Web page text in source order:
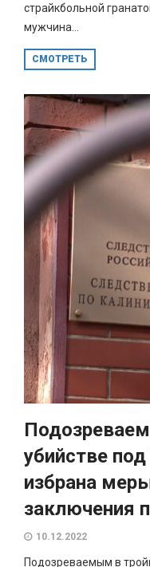
страйкбольной
мужчина...
СМОТРЕТЬ
убийстве
избрана
заключения
10.12.2022
Подозреваемым в